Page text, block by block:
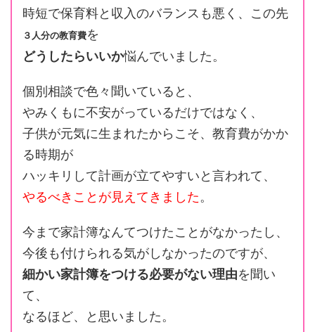
時短で保育料と収入のバランスも悪く、この先
３人分の教育費を
どうしたらいいか悩んでいました。
個別相談で色々聞いていると、
やみくもに不安がっているだけではなく、
子供が元気に生まれたからこそ、教育費がかか
る時期が
ハッキリして計画が立てやすいと言われて、
やるべきことが見えてきました。
今まで家計簿なんてつけたことがなかったし、
今後も付けられる気がしなかったのですが、
細かい家計簿をつける必要がない理由を聞い
て、
なるほど、と思いました。